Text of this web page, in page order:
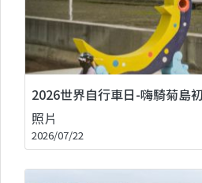
2026世界自行車日-嗨騎菊島
照片
2026/07/22